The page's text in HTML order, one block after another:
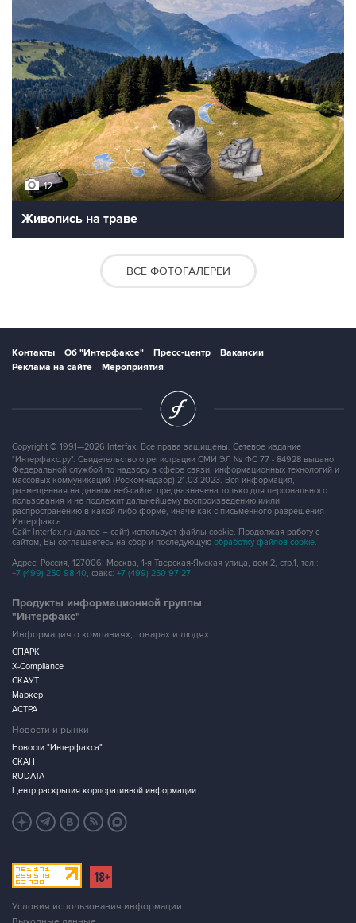
12
Живопись на траве
ВСЕ ФОТОГАЛЕРЕИ
Контакты Об "Интерфаксе" Пресс-центр
Вакансии
Реклама на сайте
Мероприятия
Copyright © 1991—2026 Interfax. Все права защищены. Сетевое издание
"Интерфакс.ру". Свидетельство о регистрации СМИ ЭЛ № ФС 77 - 84928 выдано
Федеральной службой по надзору в сфере связи, информационных технологий и
массовых коммуникаций (Роскомнадзор) 21.03.2023. Вся информация,
размещенная на данном веб-сайте, предназначена только для персонального
пользования и не подлежит дальнейшему воспроизведению и/или
распространению в какой-либо форме, иначе как с письменного разрешения
Интерфакса.
Сайт Interfax.ru (далее – сайт) использует файлы cookie. Продолжая работу с
сайтом, Вы соглашаетесь на сбор и последующую обработку файлов cookie.
Адрес: Россия, 127006, Москва, 1-я Тверская-Ямская улица, дом 2, стр.1, тел.:
+7 (499) 250-98-40, факс: +7 (499) 250-97-27
Продукты информационной группы
"Интерфакс"
Информация о компаниях, товарах и людях
СПАРК
X-Compliance
СКАУТ
Маркер
АСТРА
Новости и рынки
Новости "Интерфакса"
СКАН
RUDATA
Центр раскрытия корпоративной информации
Условия использования информации